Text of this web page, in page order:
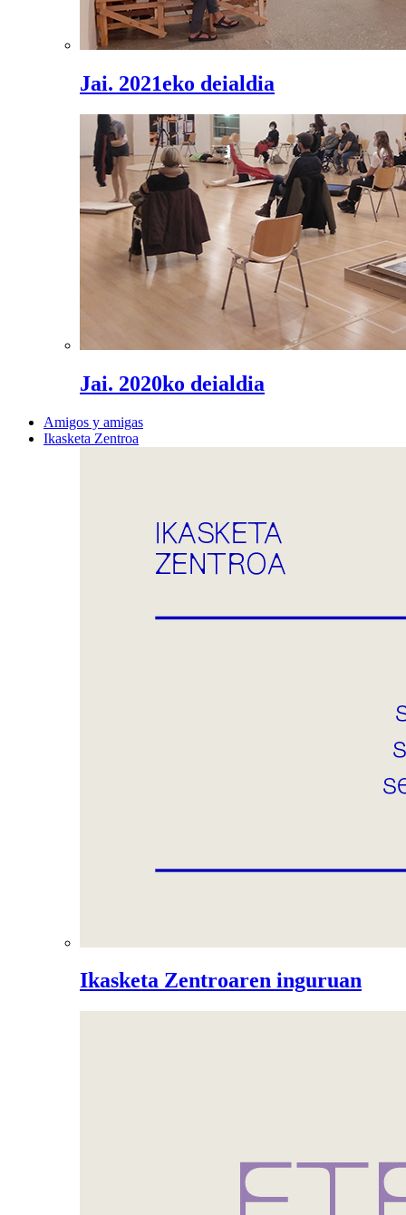
Jai. 2021eko deialdia
Jai. 2020ko deialdia
Amigos y amigas
Ikasketa Zentroa
Ikasketa Zentroaren inguruan